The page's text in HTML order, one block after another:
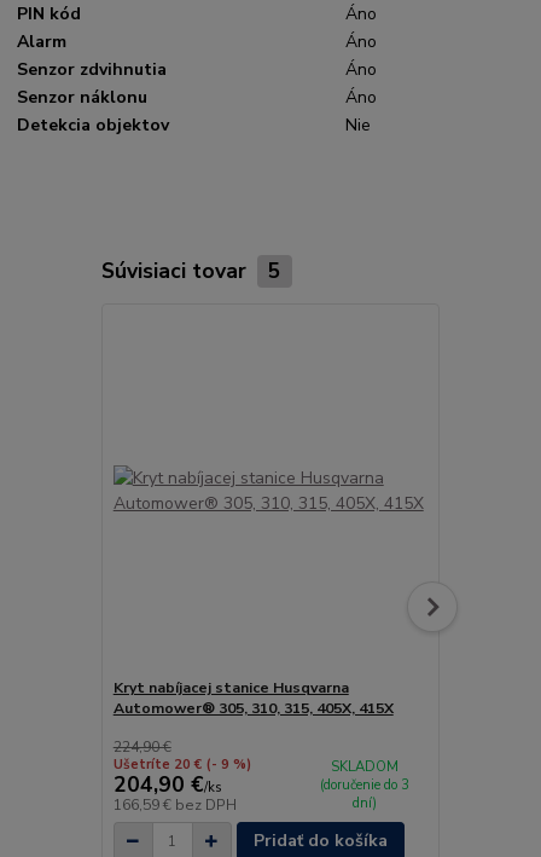
PIN kód
Áno
Alarm
Áno
Senzor zdvihnutia
Áno
Senzor náklonu
Áno
Detekcia objektov
Nie
Súvisiaci tovar 5
Kryt nabíjacej stanice Husqvarna
Automower® 305, 310, 315, 405X, 415X
224,90 €
Ušetríte 20 € (- 9 %)
204,90 €/ks
166,59 € bez DPH
SKLADOM
(doručenie do 3
dní)
Pridať do košíka